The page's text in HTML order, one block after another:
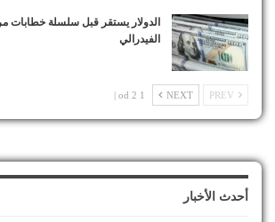
الدولار يستقر قبل سلسلة خطابات
الفيدرالي
NEXT
1 od 2 |
أحدث الأخبار